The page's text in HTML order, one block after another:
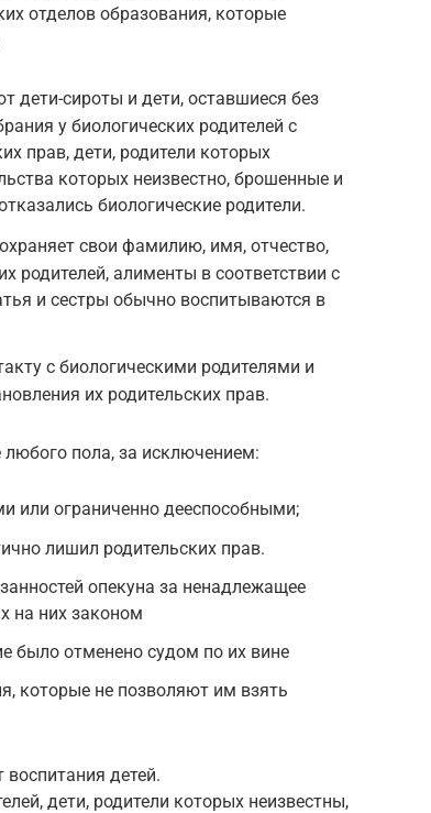
отделов образования, которые
дети-сироты и дети, оставшиеся без
у биологических родителей с
прав, дети, родители которых
которых неизвестно, брошенные и
биологические родители.
свои фамилию, имя, отчество,
родителей, алименты в соответствии с
и сестры обычно воспитываются в
с биологическими родителями и
их родительских прав.
пола, за исключением:
или ограниченно дееспособными;
лишил родительских прав.
опекуна за ненадлежащее
на них законом
было отменено судом по их вине
которые не позволяют им взять
детей.
дети, родители которых неизвестны,